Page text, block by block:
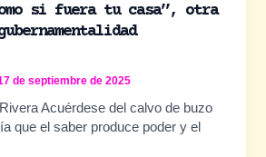
si fuera tu casa”, otra
de septiembre de 2025
Acuérdese del calvo de buzo
que el saber produce poder y el